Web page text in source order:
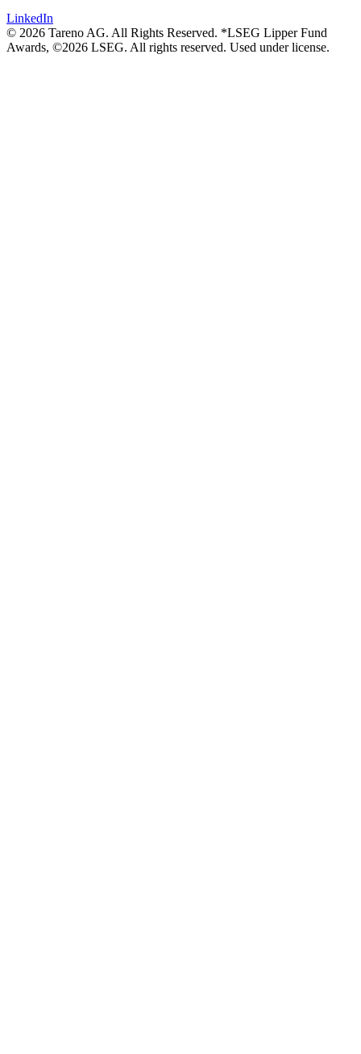
LinkedIn
© 2026 Tareno AG. All Rights Reserved. *LSEG Lipper Fund
Awards, ©2026 LSEG. All rights reserved. Used under license.